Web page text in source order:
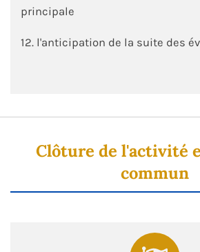
principale
12. l'anticipation de la suite des
Clôture de l'activité
commun